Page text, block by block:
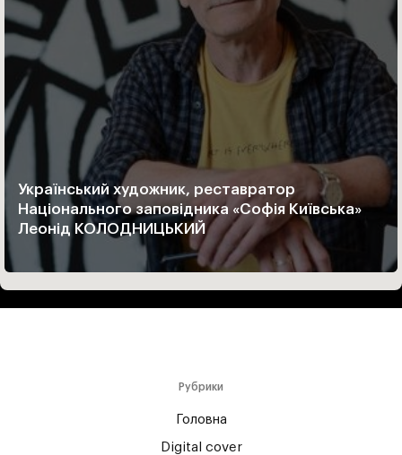
Український художник, реставратор
Національного заповідника «Софія Київська»
Леонід КОЛОДНИЦЬКИЙ
Рубрики
Головна
Digital cover